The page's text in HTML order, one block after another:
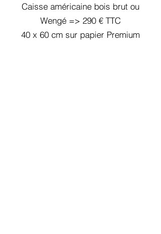
Caisse américaine bois brut ou
Wengé => 290 € TTC
40 x 60 cm sur papier Premium